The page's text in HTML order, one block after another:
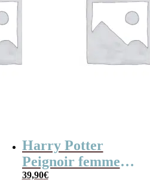
Harry Potter
Peignoir femme
avec capuche –
39,90€